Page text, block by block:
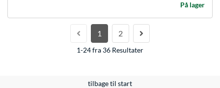
På lager
1 2
1-24 fra 36 Resultater
tilbage til start